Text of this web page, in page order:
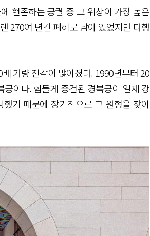
현존하는 궁궐 중 그 위상이 가장 높은
270여 년간 폐허로 남아 있었지만 다행
가량 전각이 많아졌다. 1990년부터 20
이다. 힘들게 중건된 경복궁이 일제 강
기 때문에 장기적으로 그 원형을 찾아